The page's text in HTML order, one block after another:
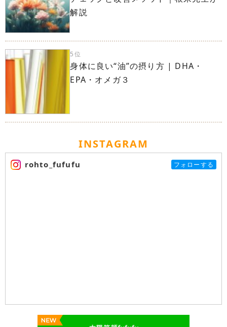
解説
5位
身体に良い“油”の摂り方 | DHA・
EPA・オメガ３
INSTAGRAM
rohto_fufufu フォローする